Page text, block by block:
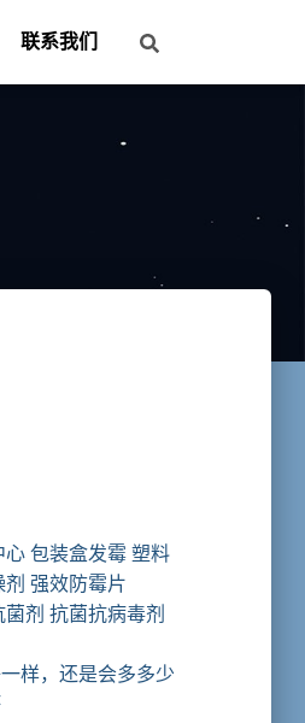
联系我们
心 包装盒发霉 塑料
强效防霉片
菌剂 抗菌抗病毒剂
样，还是会多多少